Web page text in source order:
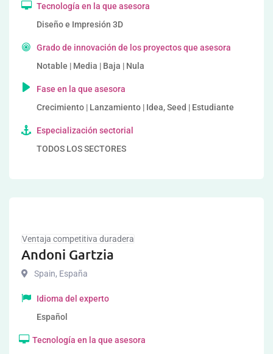
Tecnología en la que asesora
Diseño e Impresión 3D
Grado de innovación de los proyectos que asesora
Notable | Media | Baja | Nula
Fase en la que asesora
Crecimiento | Lanzamiento | Idea, Seed | Estudiante
Especialización sectorial
TODOS LOS SECTORES
Ventaja competitiva duradera
Andoni Gartzia
Spain, España
Idioma del experto
Español
Tecnología en la que asesora